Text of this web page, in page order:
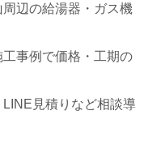
辺の給湯器・ガス機
事例で価格・工期の
見積りなど相談導